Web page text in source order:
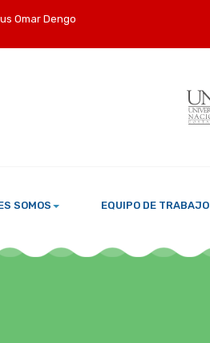
Omar Dengo
SOMOS EQUIPO DE TRABAJO